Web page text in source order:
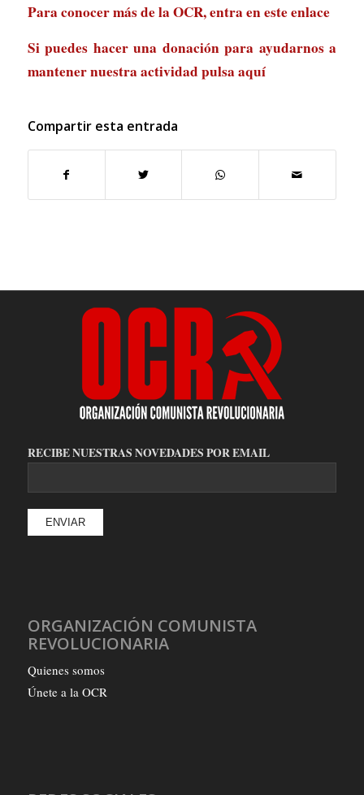
Para conocer más de la OCR, entra eneste enlace
Si puedes hacer una donación para ayudarnos a
mantener nuestra actividad pulsa aquí
Compartir esta entrada
RECIBE NUESTRAS NOVEDADES POR EMAIL
ORGANIZACIÓN COMUNISTA
REVOLUCIONARIA
Quienes somos
Únete a la OCR